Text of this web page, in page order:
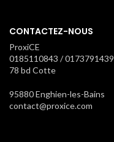
CONTACTEZ-NOUS
ProxiCE
0185110843 / 0173791439
78 bd Cotte
95880 Enghien-les-Bains
contact@proxice.com